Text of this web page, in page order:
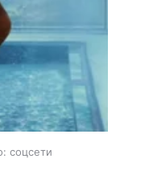
соцсети